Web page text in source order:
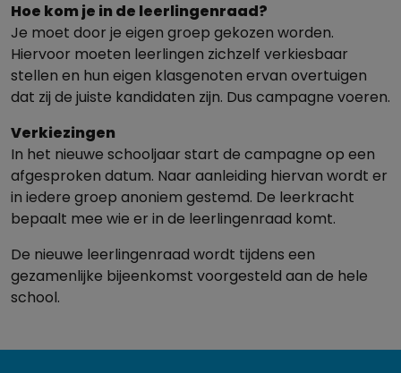
Hoe kom je in de leerlingenraad?
Je moet door je eigen groep gekozen worden.
Hiervoor moeten leerlingen zichzelf verkiesbaar
stellen en hun eigen klasgenoten ervan overtuigen
dat zij de juiste kandidaten zijn. Dus campagne voeren.
Verkiezingen
In het nieuwe schooljaar start de campagne op een
afgesproken datum. Naar aanleiding hiervan wordt er
in iedere groep anoniem gestemd. De leerkracht
bepaalt mee wie er in de leerlingenraad komt.
De nieuwe leerlingenraad wordt tijdens een
gezamenlijke bijeenkomst voorgesteld aan de hele
school.